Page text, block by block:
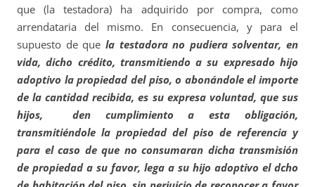
que (la testadora) ha adquirido por compra, como
arrendataria del mismo. En consecuencia, y para el
supuesto de que la testadora no pudiera solventar, en
vida, dicho crédito, transmitiendo a su expresado hijo
adoptivo la propiedad del piso, o abonándole el importe
de la cantidad recibida, es su expresa voluntad, que sus
hijos, den cumplimiento a esta obligación,
transmitiéndole la propiedad del piso de referencia y
para el caso de que no consumaran dicha transmisión
de propiedad a su favor, lega a su hijo adoptivo el dcho